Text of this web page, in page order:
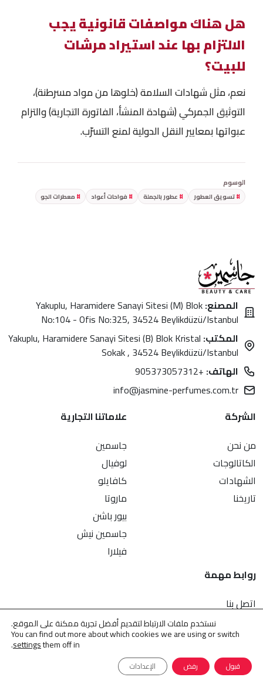
هل هناك مواصفات قانونية يجب
الالتزام بها عند استيراد مرشات
للبيت؟
نعم، مثل شهادات السلامة (خلوها من مواد مسرطنة)،
التوثيق الجمركي (شهادة المنشأ، الفاتورة التجارية) والتزام
عبواتها بمعايير النقل الدولية لمنع التسرّب.
الوسوم
تسويق العطور
عطور بالجملة فواحات أعواد معطرات الجو
المصنع:Yakuplu, Haramidere Sanayi Sitesi (M) Blok
No:104 - Ofis No:325, 34524 Beylikdüzü/Istanbul
المكتب: Yakuplu, Haramidere Sanayi Sitesi (B) Blok Kristal
Sokak , 34524 Beylikdüzü/Istanbul
الهاتف: +905373057312
info@jasmine-perfumes.com.tr
الشركة
من نحن
الكاتالوجات
الشهادات
تاريخنا
علاماتنا التجارية
جاسمين
لوفيال
كافايلو
ماروتا
بيور باشن
جاسمين نيش
فيلارا
روابط مهمة
اتصل بنا
سياسة الخصوصية
حماية البيانات الشخصية
© 2009 – 2026 . كل الحقوق محفوظة لدى
نستخدم ملفات الارتباط لتقديم أفضل تجربة ممكنة على الموقع.
You can find out more about which cookies we are using or switch
them off in
settings
.
قبول رفض الإعدادات